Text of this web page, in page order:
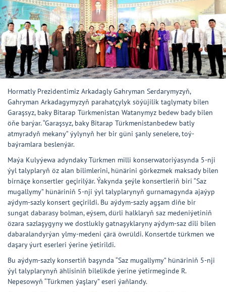
Hormatly Prezidentimiz Arkadagly Gahryman Serdarymyzyň,
Gahryman Arkadagymyzyň parahatçylyk söýüjilik taglymaty bilen
Garaşsyz, baky Bitarap Türkmenistan Watanymyz bedew bady bilen
öňe barýar. “Garaşsyz, baky Bitarap Türkmenistanbedew batly
atmyradyň mekany” ýylynyň her bir güni şanly senelere, toý-
baýramlara beslenýär.
Maýa Kulyýewa adyndaky Türkmen milli konserwatoriýasynda 5-nji
ýyl talyplaryň öz alan bilimlerini, hünärini görkezmek maksady bilen
birnäçe konsertler geçirilýär. Ýakynda şeýle konsertleriň biri “Saz
mugallymy” hünäriniň 5-nji ýyl talyplarynyň gurnamagynda ajaýyp
aýdym-sazly konsert geçirildi. Bu aýdym-sazly agşam diňe bir
sungat dabarasy bolman, eýsem, dürli halklaryň saz medeniýetiniň
özara sazlaşygyny we dostlukly gatnaşyklaryny aýdym-saz dili bilen
dabaralandyrýan ylmy-medeni çärä öwrüldi. Konsertde türkmen we
daşary ýurt eserleri ýerine ýetirildi.
Bu aýdym-sazly konsertiň başynda “Saz mugallymy” hünäriniň 5-nji
ýyl talyplarynyň ählisiniň bilelikde ýerine ýetirmeginde R.
Nepesowyň “Türkmen ýaşlary” eseri ýaňlandy.